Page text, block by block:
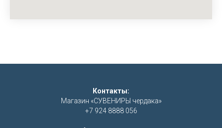
Контакты:
Магазин «СУВЕНИРЫ чердака»
+7 924 8888 056